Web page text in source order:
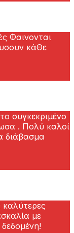
Φαινονται
κάΘε
συγκεκριμένο
. Πολύ καλοί
διάβασμα
καλύτερες
με